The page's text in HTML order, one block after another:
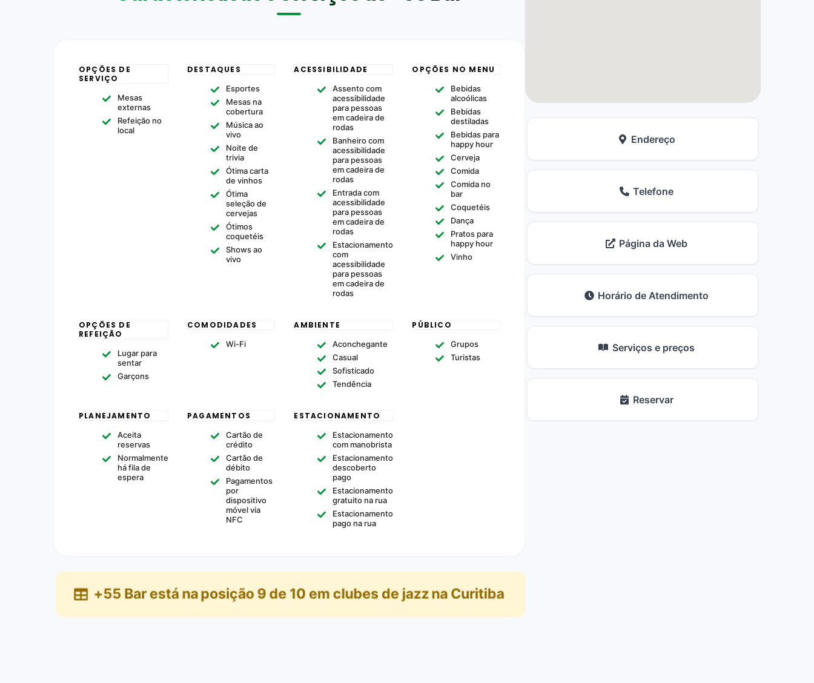
OPÇÕES DE
SERVIÇO
Mesas
externas
Refeição no
local
DESTAQUES
Esportes
Mesas na
cobertura
Música ao
vivo
Noite de
trivia
Ótima carta
de vinhos
Ótima
seleção de
cervejas
Ótimos
coquetéis
Shows ao
vivo
ACESSIBILIDADE
Assento com
acessibilidade
para pessoas
em cadeira de
rodas
Banheiro com
acessibilidade
para pessoas
em cadeira de
rodas
Entrada com
acessibilidade
para pessoas
em cadeira de
rodas
Estacionamento
com
acessibilidade
para pessoas
em cadeira de
rodas
OPÇÕES NO MENU
Bebidas
alcoólicas
Bebidas
destiladas
Bebidas para
happy hour
Cerveja
Comida
Comida no
bar
Coquetéis
Dança
Pratos para
happy hour
Vinho
OPÇÕES DE
REFEIÇÃO
Lugar para
sentar
Garçons
COMODIDADES
Wi-Fi
AMBIENTE
Aconchegante
Casual
Sofisticado
Tendência
PÚBLICO
Grupos
Turistas
PLANEJAMENTO
Aceita
reservas
Normalmente
há fila de
espera
PAGAMENTOS
Cartão de
crédito
Cartão de
débito
Pagamentos
por
dispositivo
móvel via
NFC
ESTACIONAMENTO
Estacionamento
com manobrista
Estacionamento
descoberto
pago
Estacionamento
gratuito na rua
Estacionamento
pago na rua
+55 Bar está na posição 9 de 10 em clubes de jazz na Curitiba
Endereço
Telefone
Página da Web
Horário de Atendimento
Serviços e preços
Reservar